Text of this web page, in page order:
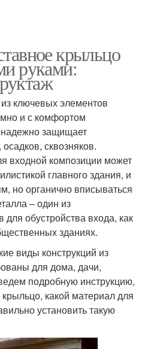
крыльцо
руками:
ключевых элементов
и с комфортом
защищает
сквозняков.
входной композиции может
главного здания, и
но органично вписываться
– один из
обустройства входа, как
зданиях.
виды конструкций из
для дома, дачи,
подробную инструкцию,
крыльцо, какой материал для
установить такую